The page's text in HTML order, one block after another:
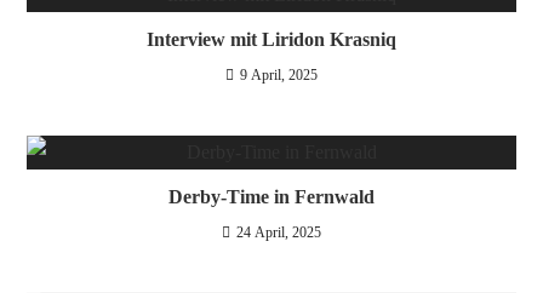
Interview mit Liridon Krasniq
9 April, 2025
Derby-Time in Fernwald
24 April, 2025